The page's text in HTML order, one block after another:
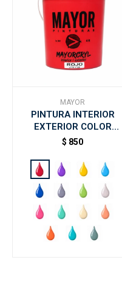
MAYOR
PINTURA INTERIOR
EXTERIOR COLOR
MAYOR 4LT MAYORCRYL
$ 850